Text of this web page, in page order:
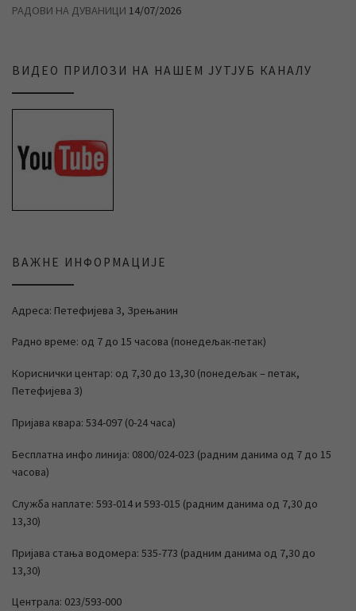
РАДОВИ НА ДУВАНИЦИ 14/07/2026
ВИДЕО ПРИЛОЗИ НА НАШЕМ ЈУТЈУБ КАНАЛУ
ВАЖНЕ ИНФОРМАЦИЈЕ
Адреса: Петефијева 3, Зрењанин
Радно време: од 7 до 15 часова (понедељак-петак)
Кориснички центар: од 7,30 до 13,30 (понедељак – петак,
Петефијева 3)
Пријава квара: 534-097 (0-24 часа)
Бесплатна инфо линија: 0800/024-023 (радним данима од 7 до 15
часова)
Служба наплате: 593-014 и 593-015 (радним данима од 7,30 до
13,30)
Пријава стања водомера: 535-773 (радним данима од 7,30 до
13,30)
Централа: 023/593-000